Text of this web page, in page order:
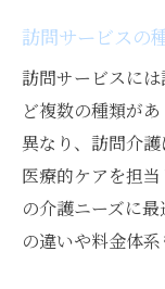
介護訪
訪問サ
ト術
訪問サービスの
訪問サービスに
ど複数の種類が
異なり、訪問介
医療的ケアを担
の介護ニーズに
の違いや料金体系